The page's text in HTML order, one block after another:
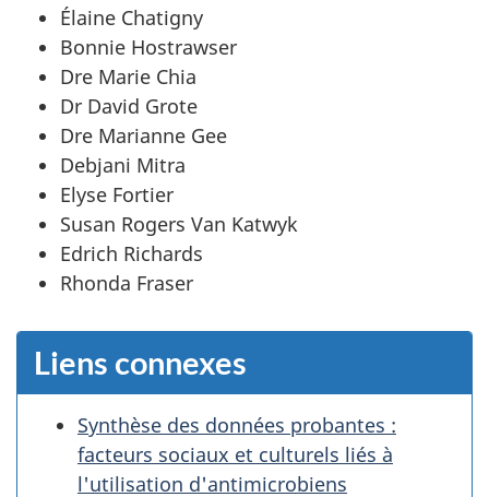
Élaine Chatigny
Bonnie Hostrawser
Dre Marie Chia
Dr David Grote
Dre Marianne Gee
Debjani Mitra
Elyse Fortier
Susan Rogers Van Katwyk
Edrich Richards
Rhonda Fraser
Liens connexes
Synthèse des données probantes :
facteurs sociaux et culturels liés à
l'utilisation d'antimicrobiens